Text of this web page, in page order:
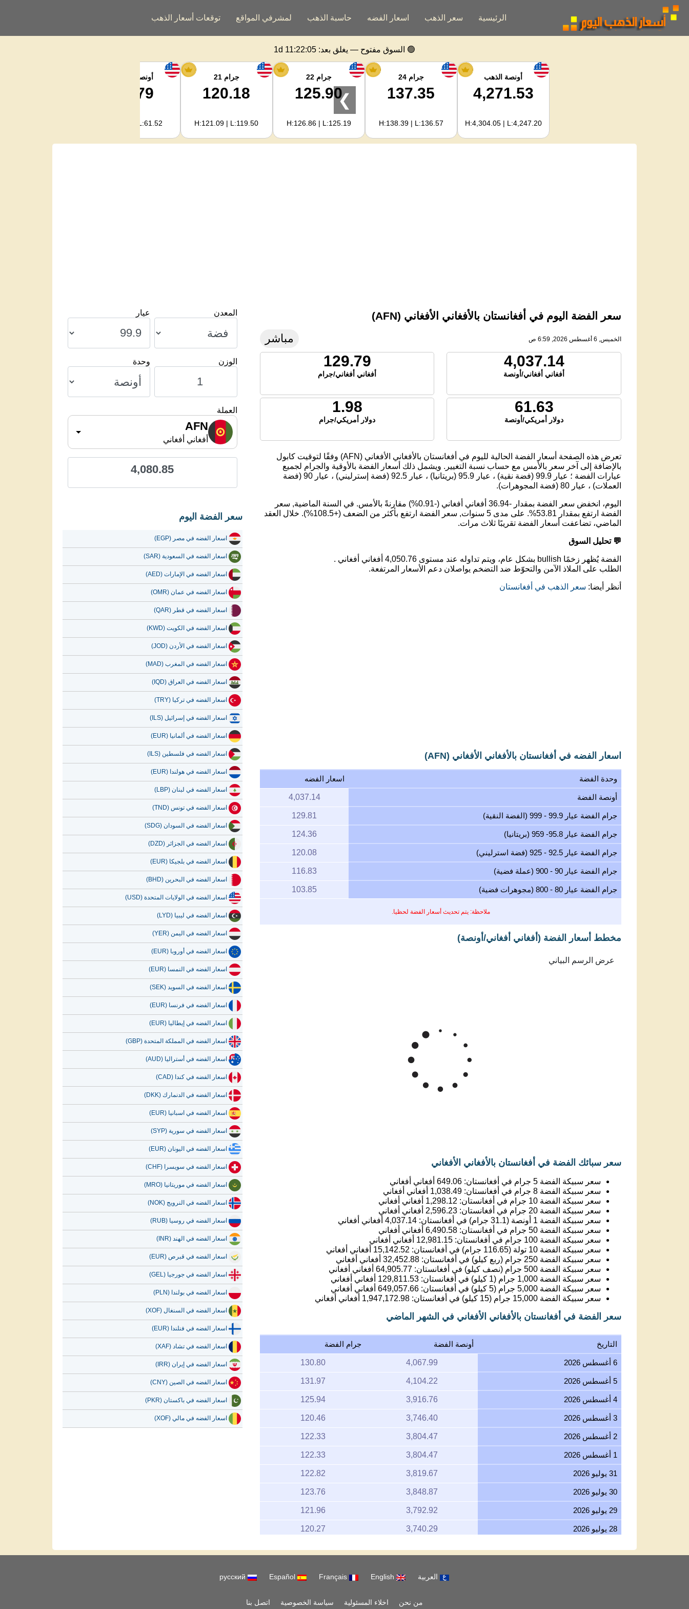
الرئيسية سعر الذهب اسعار الفضه حاسبة الذهب لمشرفي المواقع توقعات أسعار الذهب
🟢 السوق مفتوح — يغلق بعد: 1d 11:22:04
أونصة الذهب
4,271.53
H:4,304.05 | L:4,247.20
جرام 24
137.35
H:138.39 | L:136.57
جرام 22
125.90
H:126.86 | L:125.19
جرام 21
120.18
H:121.09 | L:119.50
أونصة الفضة
61.79
H:62.89 | L:61.52
❯
سعر الفضة اليوم في أفغانستان بالأفغاني الأفغاني (AFN)
الخميس, 6 أغسطس 2026, 6:59 ص مباشر
4,037.14
أفغاني أفغاني/أونصة
129.79
أفغاني أفغاني/جرام
61.63
دولار أمريكي/أونصة
1.98
دولار أمريكي/جرام
تعرض هذه الصفحة أسعار الفضة الحالية لليوم في أفغانستان بالأفغاني الأفغاني (AFN) وفقًا لتوقيت كابول
بالإضافة إلى آخر سعر بالأمس مع حساب نسبة التغيير. ويشمل ذلك أسعار الفضة بالأوقية والجرام لجميع
عيارات الفضة ؛ عيار 99.9 (فضة نقية) ، عيار 95.9 (بريتانيا) ، عيار 92.5 (فضة إسترليني) ، عيار 90 (فضة
العملات) ، عيار 80 (فضة المجوهرات).
اليوم، انخفض سعر الفضة بمقدار -36.94 أفغاني أفغاني (-0.91%) مقارنةً بالأمس. في السنة الماضية, سعر
الفضة ارتفع بمقدار 53.81%. على مدى 5 سنوات, سعر الفضة ارتفع بأكثر من الضعف (+108.5%). خلال العقد
الماضي، تضاعفت أسعار الفضة تقريبًا ثلاث مرات.
💬 تحليل السوق
الفضة يُظهر زخمًا bullish بشكل عام، ويتم تداوله عند مستوى 4,050.76 أفغاني أفغاني .
الطلب على الملاذ الآمن والتحوّط ضد التضخم يواصلان دعم الأسعار المرتفعة.
أنظر أيضا: سعر الذهب في أفغانستان
اسعار الفضه في أفغانستان بالأفغاني الأفغاني (AFN)
وحدة الفضة اسعار الفضه
ملاحظة: يتم تحديث أسعار الفضة لحظيا.
أونصة الفضة 4,037.14
جرام الفضة عيار 99.9 - 999 (الفضة النقية) 129.81
جرام الفضة عيار 95.8- 959 (بريتانيا) 124.36
جرام الفضة عيار 92.5 - 925 (فضة استرليني) 120.08
جرام الفضة عيار 90 - 900 (عملة فضية) 116.83
جرام الفضة عيار 80 - 800 (مجوهرات فضية) 103.85
مخطط أسعار الفضة (أفغاني أفغاني/أونصة)
سعر الفضة بـأفغاني أفغاني للأونصة
May '26
Feb 6, 2026 → Aug 6, 2026
سعر سبيكة الفضة 5 جرام في أفغانستان: 649.06أفغاني أفغاني
سعر سبيكة الفضة 10 جرام في أفغانستان:
1,298.12أفغاني أفغاني
سعر سبيكة الفضة 20 جرام في أفغانستان:
2,596.23 أفغاني أفغاني
سعر سبيكة الفضة 1 أونصة (31.1 جرام) في أفغانستان:
4,037.14أفغاني أفغاني
سعر سبيكة الفضة 50 جرام في أفغانستان:
6,490.58 أفغاني أفغاني
سعر سبيكة الفضة 100 جرام في أفغانستان:
12,981.15أفغاني أفغاني
سعر سبيكة الفضة 10 تولة (116.65 جرام) في أفغانستان:
15,142.52
سعر سبيكة الفضة 250 جرام (ربع كيلو) في أفغانستان:
32,452.88أفغاني أفغاني
سعر سبيكة الفضة 500 جرام (نصف كيلو) في أفغانستان:
64,905.77أفغاني أفغاني
سعر سبيكة الفضة 1,000 جرام (1 كيلو) في أفغانستان:
129,811.53أفغاني أفغاني
سعر سبيكة الفضة 5,000 جرام (5 كيلو) في أفغانستان:
649,057.66أفغاني أفغاني
سعر سبيكة الفضة 15,000 جرام (15 كيلو) في أفغانستان:
1,947,172.98أفغاني أفغاني
سعر الفضة في أفغانستان بالأفغاني الأفغاني في الشهر الماضي
التاريخ أونصة الفضة
6 أغسطس 2026 4,067.99
130.80
5 أغسطس 2026 4,104.22
131.97
4 أغسطس 2026 3,916.76
125.94
3 أغسطس 2026 3,746.40
120.46
2 أغسطس 2026 3,804.47
122.33
1 أغسطس 2026 3,804.47
122.33
31 يوليو 2026 3,819.67
122.82
30 يوليو 2026 3,848.87
123.76
29 يوليو 2026 3,792.92
121.96
28 يوليو 2026 3,740.29
120.27
27 يوليو 2026 3,861.68
124.17
3,892.76
125.17
3,795.28
122.03
المعدن عيار
الوزن وحدة
العملة
AFN
أفغاني أفغاني
4,080.85
سعر الفضة اليوم
اسعار الفضه في مصر (EGP)
اسعار الفضه في السعودية (SAR)
اسعار الفضه في الإمارات (AED)
اسعار الفضه في عمان (OMR)
اسعار الفضه في قطر (QAR)
اسعار الفضه في الكويت (KWD)
اسعار الفضه في الأردن (JOD)
اسعار الفضه في المغرب (MAD)
اسعار الفضه في العراق (IQD)
اسعار الفضه في تركيا (TRY)
اسعار الفضه في إسرائيل (ILS)
اسعار الفضه في ألمانيا (EUR)
اسعار الفضه في فلسطين (ILS)
اسعار الفضه في هولندا (EUR)
اسعار الفضه في لبنان (LBP)
اسعار الفضه في تونس (TND)
اسعار الفضه في السودان (SDG)
اسعار الفضه في الجزائر (DZD)
اسعار الفضه في بلجيكا (EUR)
اسعار الفضه في البحرين (BHD)
اسعار الفضه في الولايات المتحدة (USD)
اسعار الفضه في ليبيا (LYD)
اسعار الفضه في اليمن (YER)
اسعار الفضه في أوروبا (EUR)
اسعار الفضه في النمسا (EUR)
اسعار الفضه في السويد (SEK)
اسعار الفضه في فرنسا (EUR)
اسعار الفضه في إيطاليا (EUR)
اسعار الفضه في المملكة المتحدة (GBP)
اسعار الفضه في أستراليا (AUD)
اسعار الفضه في كندا (CAD)
اسعار الفضه في الدنمارك (DKK)
اسعار الفضه في اسبانيا (EUR)
اسعار الفضه في سورية (SYP)
اسعار الفضه في اليونان (EUR)
اسعار الفضه في سويسرا (CHF)
اسعار الفضه في موريتانيا (MRO)
اسعار الفضه في النرويج (NOK)
اسعار الفضه في روسيا (RUB)
اسعار الفضه في الهند (INR)
اسعار الفضه في قبرص (EUR)
اسعار الفضه في جورجيا (GEL)
اسعار الفضه في بولندا (PLN)
اسعار الفضه في السنغال (XOF)
اسعار الفضه في فنلندا (EUR)
اسعار الفضه في تشاد (XAF)
اسعار الفضه في إيران (IRR)
اسعار الفضه في الصين (CNY)
اسعار الفضه في باكستان (PKR)
اسعار الفضه في مالي (XOF)
العربية English
Français
Español
русский
من نحن اخلاء المسئولية سياسة الخصوصية اتصل بنا
Copyright 2026 www.goldpricedata.com